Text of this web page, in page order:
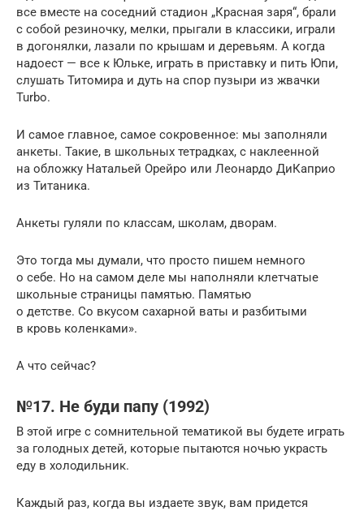
все вместе на соседний стадион „Красная заря“, брали
с собой резиночку, мелки, прыгали в классики, играли
в догонялки, лазали по крышам и деревьям. А когда
надоест — все к Юльке, играть в приставку и пить Юпи,
слушать Титомира и дуть на спор пузыри из жвачки
Turbo.
И самое главное, самое сокровенное: мы заполняли
анкеты. Такие, в школьных тетрадках, с наклеенной
на обложку Натальей Орейро или Леонардо ДиКаприо
из Титаника.
Анкеты гуляли по классам, школам, дворам.
Это тогда мы думали, что просто пишем немного
о себе. Но на самом деле мы наполняли клетчатые
школьные страницы памятью. Памятью
о детстве. Со вкусом сахарной ваты и разбитыми
в кровь коленками».
А что сейчас?
№17. Не буди папу (1992)
В этой игре с сомнительной тематикой вы будете играть
за голодных детей, которые пытаются ночью украсть
еду в холодильник.
Каждый раз, когда вы издаете звук, вам придется